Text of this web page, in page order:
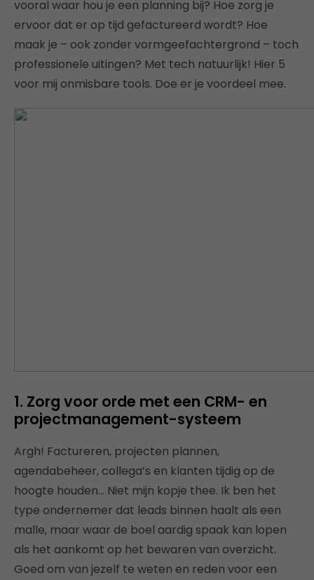
vooral waar hou je een planning bij? Hoe zorg je
ervoor dat er op tijd gefactureerd wordt? Hoe
maak je – ook zonder vormgeefachtergrond – toch
professionele uitingen? Met tech natuurlijk! Hier 5
voor mij onmisbare tools. Doe er je voordeel mee.
1. Zorg voor orde met een CRM- en
projectmanagement-systeem
Argh! Factureren, projecten plannen,
agendabeheer, collega’s en klanten tijdig op de
hoogte houden… Niet mijn kopje thee. Ik ben het
type ondernemer dat leads binnen haalt als een
malle, maar waar de boel aardig spaak kan lopen
als het aankomt op het bewaren van overzicht.
Goed om van jezelf te weten en reden voor een